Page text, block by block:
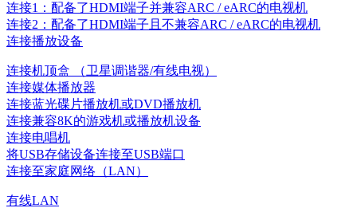
连接1：配备了HDMI端子并兼容ARC / eARC的电视机
连接2：配备了HDMI端子且不兼容ARC / eARC的电视机
连接播放设备
连接机顶盒 （卫星调谐器/有线电视）
连接媒体播放器
连接蓝光碟片播放机或DVD播放机
连接兼容8K的游戏机或播放机设备
连接电唱机
将USB存储设备连接至USB端口
连接至家庭网络（LAN）
有线LAN